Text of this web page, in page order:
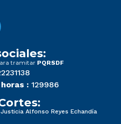
tramitar PQRSDF
: 129986
Alfonso Reyes Echandía